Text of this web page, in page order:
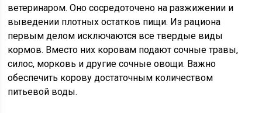
ветеринаром. Оно сосредоточено на разжижении и
выведении плотных остатков пищи. Из рациона
первым делом исключаются все твердые виды
кормов. Вместо них коровам подают сочные травы,
силос, морковь и другие сочные овощи. Важно
обеспечить корову достаточным количеством
питьевой воды.